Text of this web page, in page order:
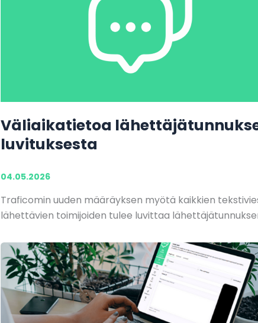
Väliaikatietoa
luvituksesta
04.05.2026
Traficomin uuden määräyksen myötä kaikkien
lähettävien toimijoiden tulee luvittaa